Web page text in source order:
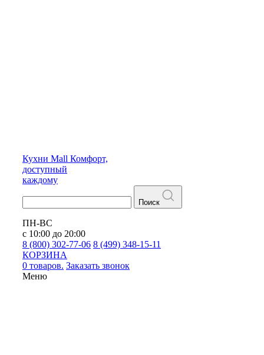
Кухни Mall Комфорт,
доступный
каждому
Поиск
ПН-ВС
с 10:00 до 20:00
8 (800) 302-77-06 8 (499) 348-15-11
КОРЗИНА
0 товаров. Заказать звонок
Меню